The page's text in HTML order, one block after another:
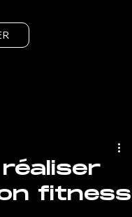
fitness